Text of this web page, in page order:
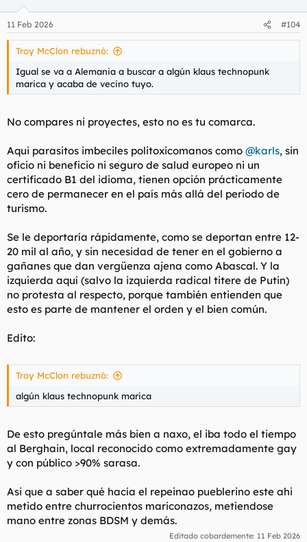
e
s
11 Feb 2026 #104
Troy McClon rebuznó:
Igual se va a Alemania a buscar a algún klaus technopunk
marica y acaba de vecino tuyo.
No compares ni proyectes, esto no es tu comarca.
Aqui parasitos imbeciles politoxicomanos como @karls, sin
oficio ni beneficio ni seguro de salud europeo ni un
certificado B1 del idioma, tienen opción prácticamente
cero de permanecer en el país más allá del periodo de
turismo.
Se le deportaría rápidamente, como se deportan entre 12-
20 mil al año, y sin necesidad de tener en el gobierno a
gañanes que dan vergüenza ajena como Abascal. Y la
izquierda aquí (salvo la izquierda radical titere de Putin)
no protesta al respecto, porque también entienden que
esto es parte de mantener el orden y el bien común.
Edito:
Troy McClon rebuznó:
algún klaus technopunk marica
De esto pregúntale más bien a naxo, el iba todo el tiempo
al Berghain, local reconocido como extremadamente gay
y con público >90% sarasa.
Asi que a saber qué hacía el repeinao pueblerino este ahi
metido entre churrocientos mariconazos, metiendose
mano entre zonas BDSM y demás.
Editado cobardemente: 11 Feb 2026